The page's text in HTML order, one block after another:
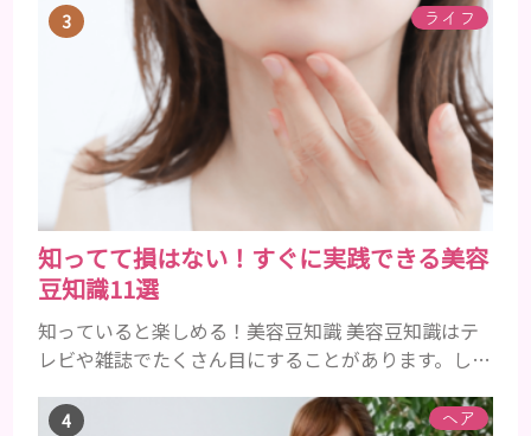
を高め、荒れた肌を内側から修復する栄養素です。
ビタミンA：レバー、人参、ほうれん草など レバー、
人参、ほうれん草などに含まれるビタミンAは、肌の
ターンオーバーを正常化し、肌荒れを素早く修復し
ます。特にレバーは吸収率の高いレチノールを含み、
即効性が期待でき...
ライフ
知ってて損はない！すぐに実践できる美容
豆知識11選
知っていると楽しめる！美容豆知識 美容豆知識はテ
レビや雑誌でたくさん目にすることがあります。しか
に試してみると、意外に違っていたということも多い
ヘア